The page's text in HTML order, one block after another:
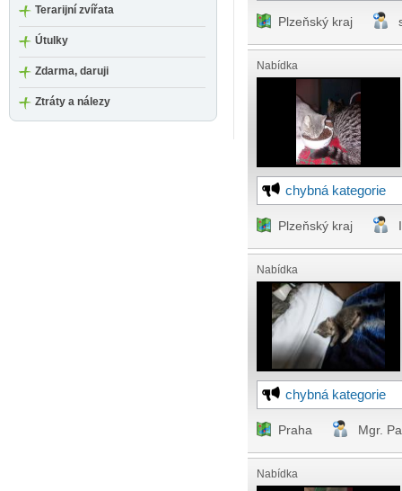
Terarijní zvířata
Útulky
Zdarma, daruji
Ztráty a nálezy
Plzeňský kraj
Nabídka
chybná kategorie
Plzeňský kraj
Nabídka
chybná kategorie
Praha Mgr.
Nabídka